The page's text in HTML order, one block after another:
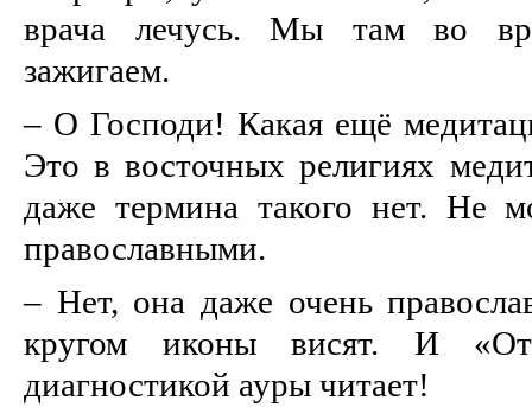
врача лечусь. Мы там во
зажигаем.
– О Господи! Какая ещё
Это в восточных религиях
даже термина такого нет. Не
православными.
– Нет, она даже очень
кругом иконы висят. И
диагностикой ауры читает!